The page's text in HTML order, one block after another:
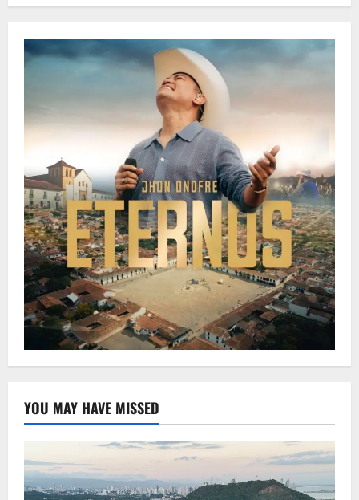
YOU MAY HAVE MISSED